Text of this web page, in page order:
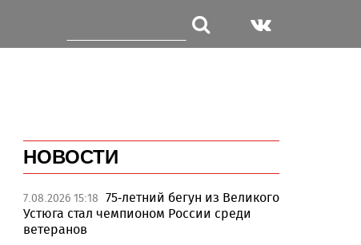
НОВОСТИ
7.08.2026 15:18 75-летний бегун из Великого
Устюга стал чемпионом России среди
ветеранов